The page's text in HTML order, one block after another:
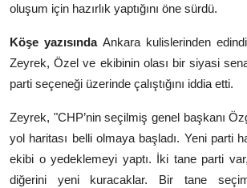
oluşum için hazırlık yaptığını öne sürdü.
Köşe yazısında Ankara kulislerinden
Zeyrek, Özel ve ekibinin olası bir siyasi
parti seçeneği üzerinde çalıştığını iddia etti.
Zeyrek, "CHP’nin seçilmiş genel başkanı
yol haritası belli olmaya başladı. Yeni parti
ekibi o yedeklemeyi yaptı. İki tane parti
diğerini yeni kuracaklar. Bir tane